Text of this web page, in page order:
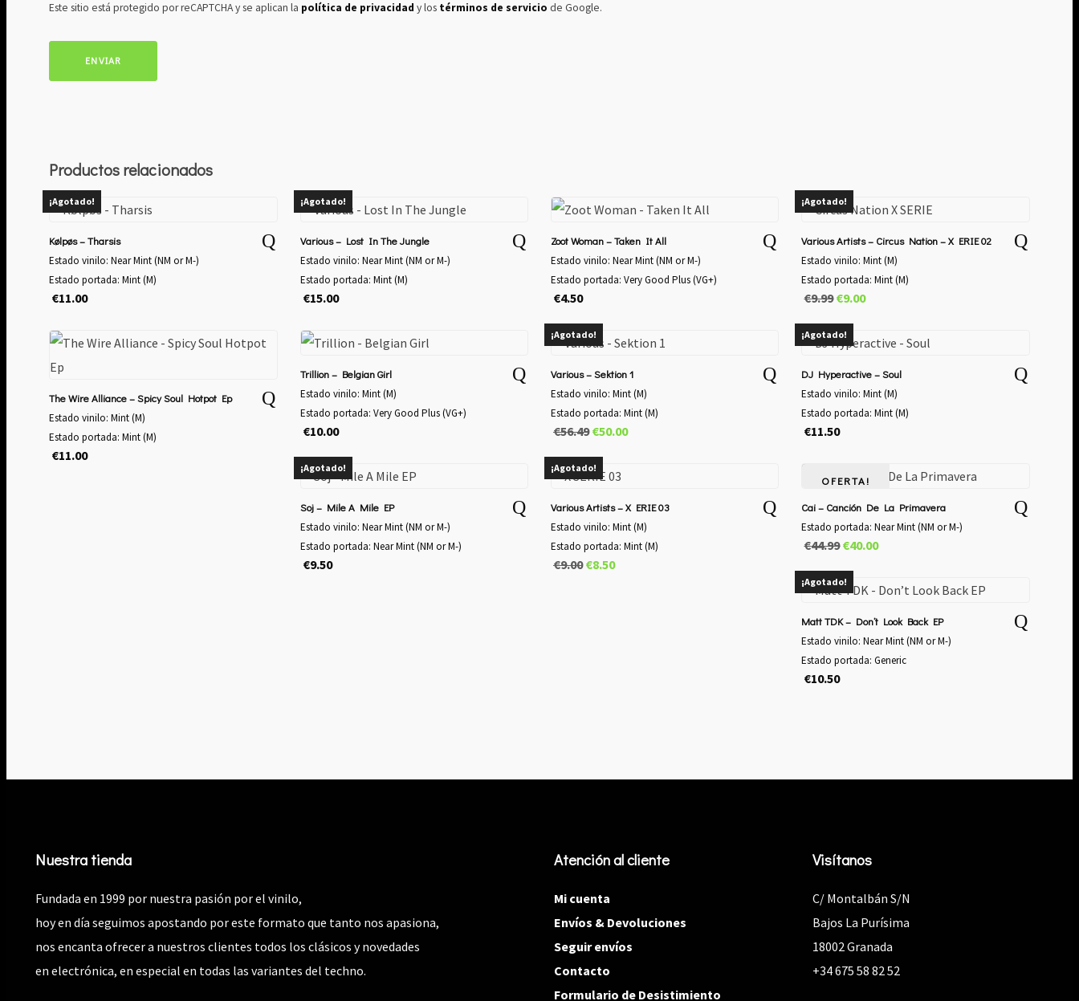
Este sitio está protegido por reCAPTCHA y se aplican la política de privacidad y los términos de servicio de Google.
Productos relacionados
¡Agotado!
Kølpøs – Tharsis
Estado vinilo: Near Mint (NM or M-)
Estado portada: Mint (M)
€11.00
¡Agotado!
Various – Lost In The Jungle
Estado vinilo: Near Mint (NM or M-)
Estado portada: Mint (M)
€15.00
Zoot Woman – Taken It All
Estado vinilo: Near Mint (NM or M-)
Estado portada: Very Good Plus (VG+)
€4.50
¡Agotado!
Various Artists – Circus Nation – X ERIE 02
Estado vinilo: Mint (M)
Estado portada: Mint (M)
€9.99El
original
era:
€9.99.
€9.00El
actual
€9.00.
The Wire Alliance – Spicy Soul Hotpot Ep
Estado vinilo: Mint (M)
Estado portada: Mint (M)
€11.00
Trillion – Belgian Girl
Estado vinilo: Mint (M)
Estado portada: Very Good Plus (VG+)
€10.00
¡Agotado!
Various – Sektion 1
Estado vinilo: Mint (M)
Estado portada: Mint (M)
€56.49 El
original
€56.49.
€50.00El
€50.00.
¡Agotado!
DJ Hyperactive – Soul
Estado vinilo: Mint (M)
Estado portada: Mint (M)
€11.50
¡Agotado!
Soj – Mile A Mile EP
Estado vinilo: Near Mint (NM or M-)
Estado portada: Near Mint (NM or M-)
€9.50
¡Agotado!
Various Artists ‎– X ERIE 03
Estado vinilo: Mint (M)
Estado portada: Mint (M)
€9.00 El
€8.50El
OFERTA!
Cai – Canción De La Primavera
Estado portada: Near Mint (NM or M-)
€44.99El
original
€44.99.
€40.00El
actual
€40.00.
¡Agotado!
Matt TDK – Don’t Look Back EP
Estado vinilo: Near Mint (NM or M-)
Estado portada: Generic
€10.50
Nuestra tienda
Fundada en 1999 por nuestra pasión por el vinilo,
hoy en día seguimos apostando por este formato que tanto nos apasiona,
nos encanta ofrecer a nuestros clientes todos los clásicos y novedades
en electrónica, en especial en todas las variantes del techno.
Atención al cliente
Mi cuenta
Envíos & Devoluciones
Seguir envíos
Contacto
Formulario de Desistimiento
Visítanos
C/ Montalbán S/N
Bajos La Purísima
18002 Granada
+34 675 58 82 52